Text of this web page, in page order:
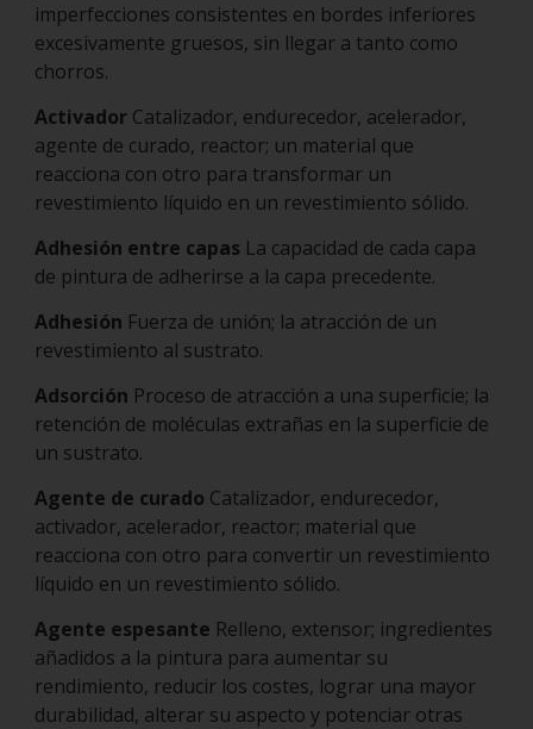
imperfecciones consistentes en bordes inferiores
excesivamente gruesos, sin llegar a tanto como
chorros.
Activador Catalizador, endurecedor, acelerador,
agente de curado, reactor; un material que
reacciona con otro para transformar un
revestimiento líquido en un revestimiento sólido.
Adhesión entre capas La capacidad de cada capa
de pintura de adherirse a la capa precedente.
Adhesión Fuerza de unión; la atracción de un
revestimiento al sustrato.
Adsorción Proceso de atracción a una superficie; la
retención de moléculas extrañas en la superficie de
un sustrato.
Agente de curado Catalizador, endurecedor,
activador, acelerador, reactor; material que
reacciona con otro para convertir un revestimiento
líquido en un revestimiento sólido.
Agente espesante Relleno, extensor; ingredientes
añadidos a la pintura para aumentar su
rendimiento, reducir los costes, lograr una mayor
durabilidad, alterar su aspecto y potenciar otras